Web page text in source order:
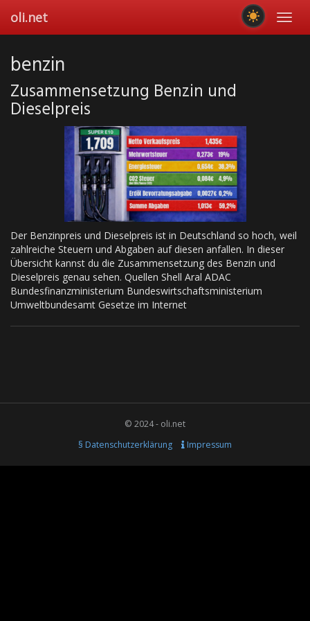
main
oli.net
benzin
Zusammensetzung Benzin und
Dieselpreis
Der Benzinpreis und Dieselpreis ist in Deutschland so hoch, weil
zahlreiche Steuern und Abgaben auf diesen anfallen. In dieser
Übersicht kannst du die Zusammensetzung des Benzin und
Dieselpreis genau sehen. Quellen Shell Aral ADAC
Bundesfinanzministerium Bundeswirtschaftsministerium
Umweltbundesamt Gesetze im Internet
© 2024 - oli.net
§ Datenschutzerklärung
Impressum